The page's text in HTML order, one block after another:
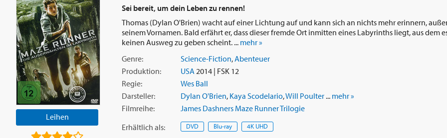
Leihen
Sei bereit, um dein Leben zu rennen!
Thomas (Dylan O'Brien) wacht auf einer Lichtung auf und kann sich an nichts mehr erinnern,
seinem Vornamen. Bald erfährt er, dass dieser fremde Ort inmitten eines Labyrinths liegt, aus dem
keinen Ausweg zu geben scheint. ... mehr »
Genre:
Science-Fiction,Abenteuer
Produktion:
USA 2014 | FSK 12
Regie:
Wes Ball
Darsteller:
Dylan O'Brien, Kaya Scodelario,Will Poulter... mehr »
Filmreihe:
James Dashners Maze Runner Trilogie
Erhältlich als: DVD Blu-ray 4K UHD